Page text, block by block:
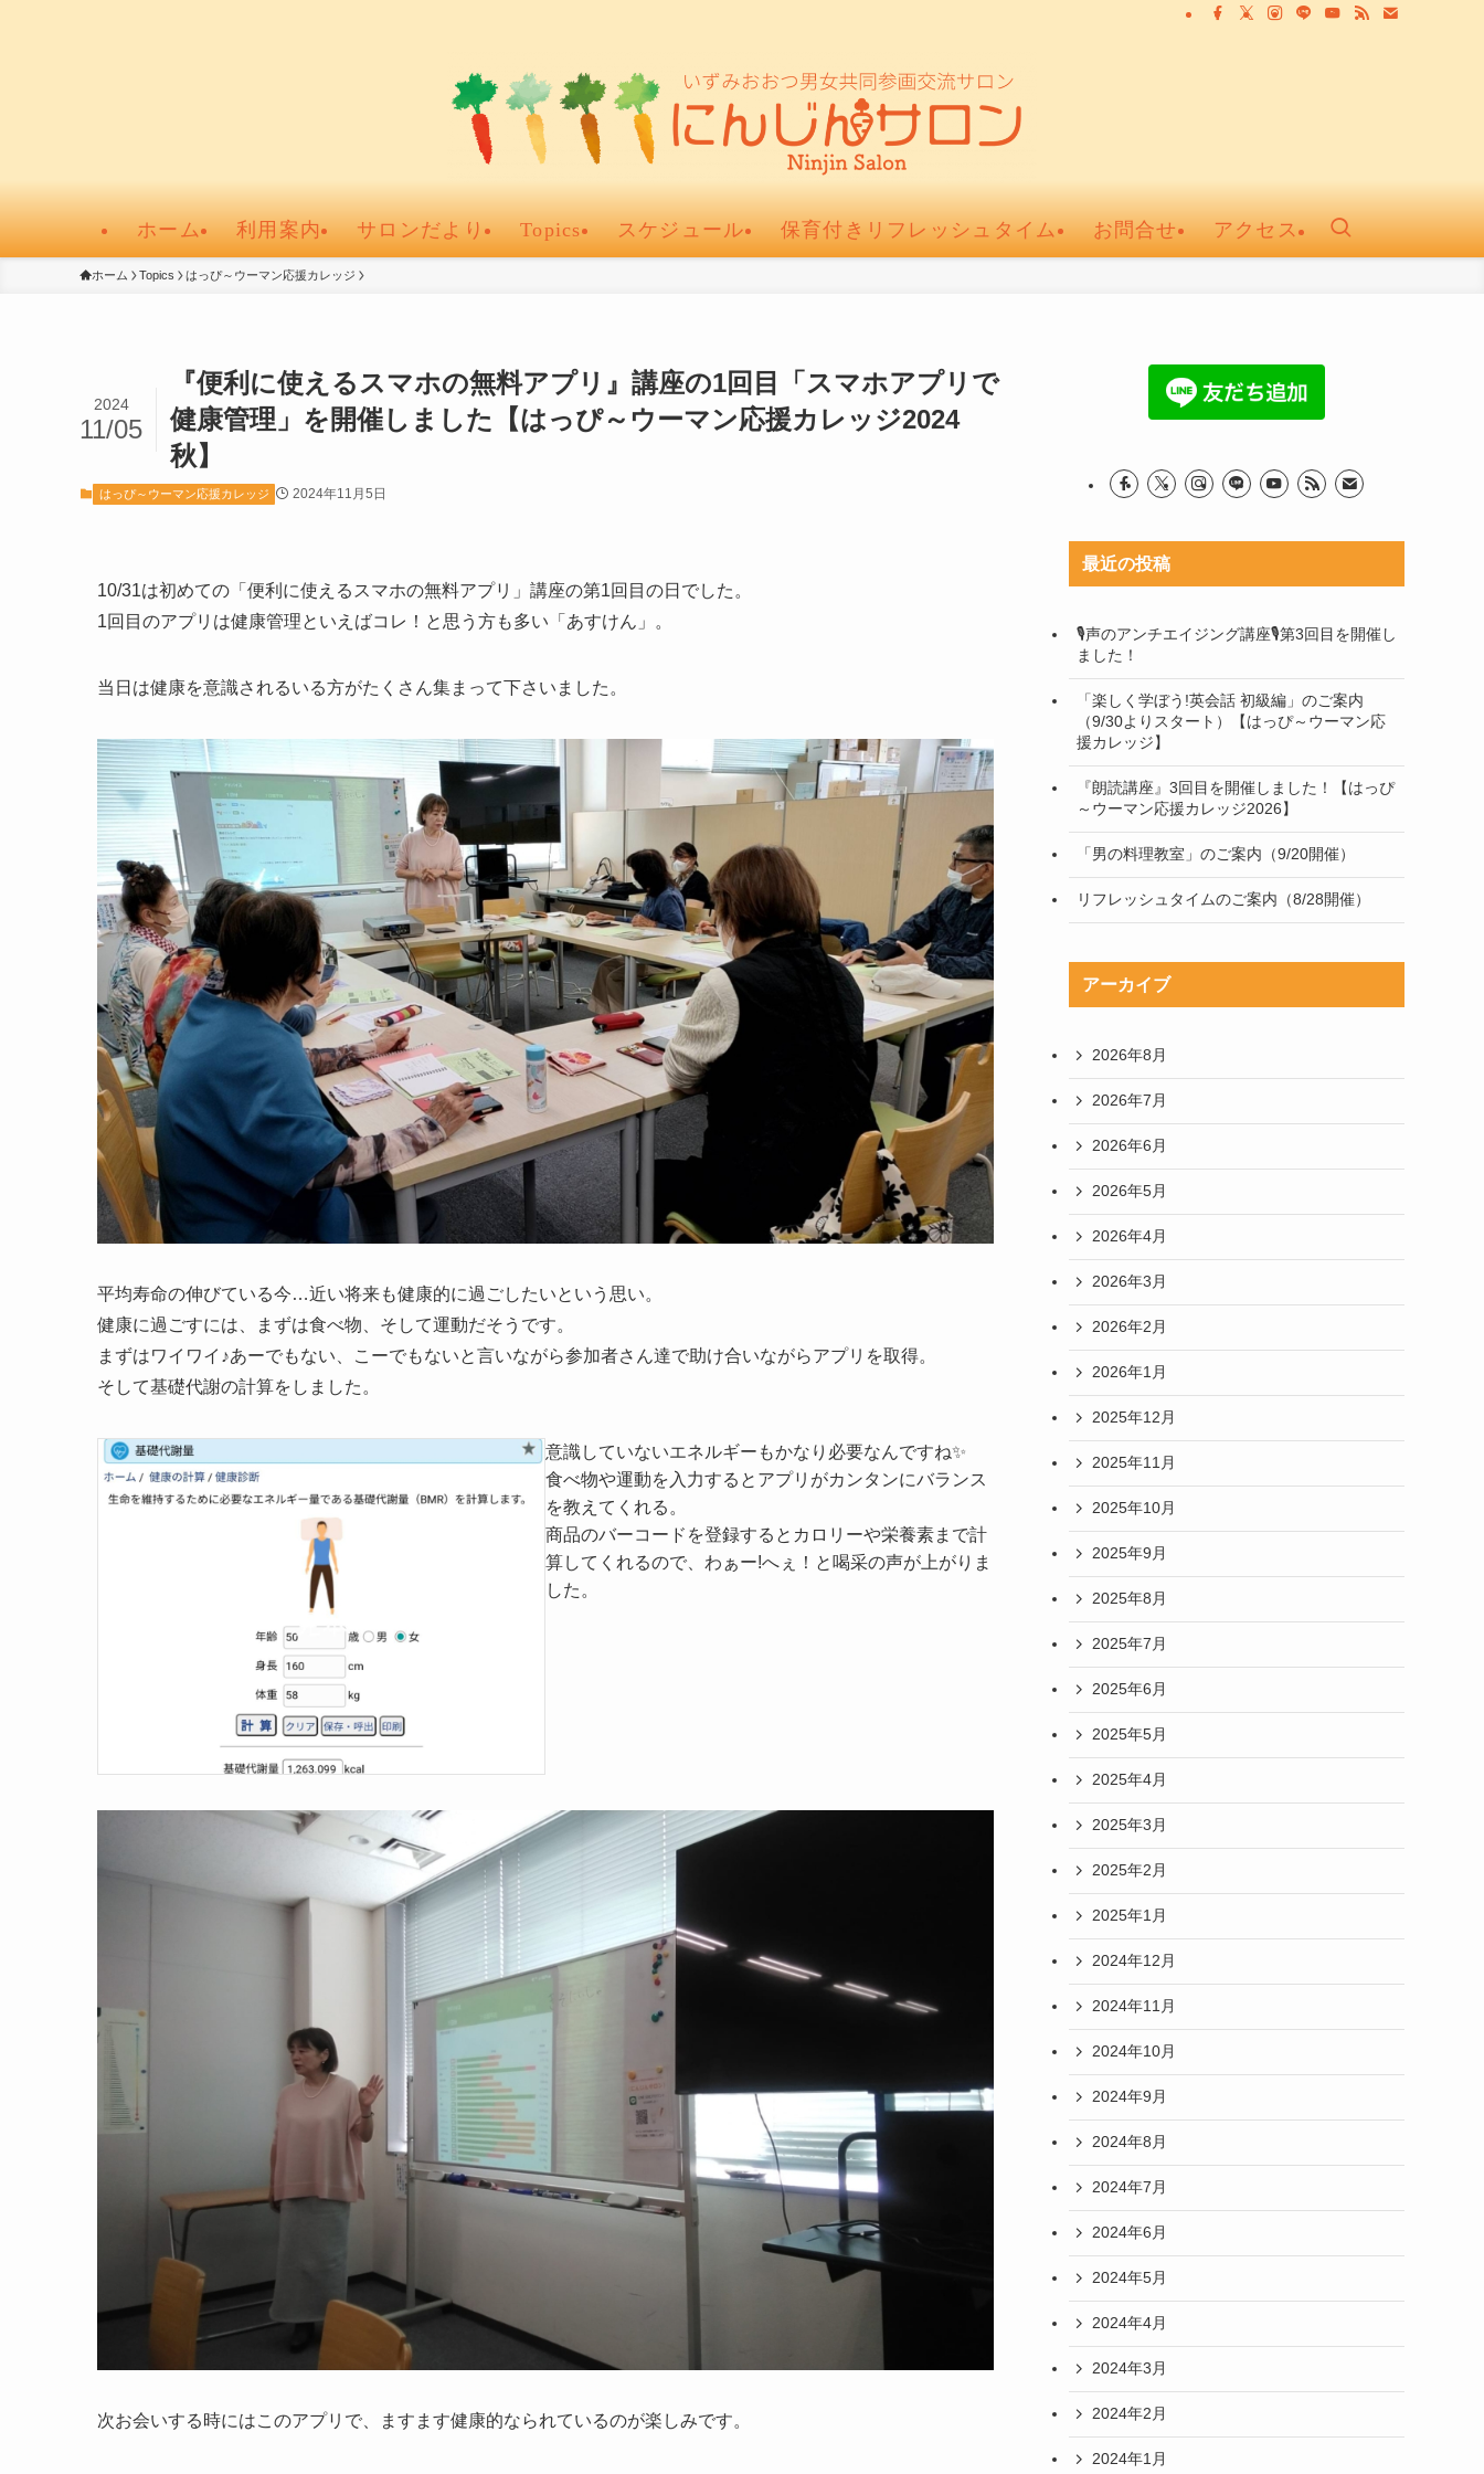
ホーム 利用案内 サロンだより Topics スケジュール 保育付きリフレッシュタイム お問合せ アクセス
ホーム Topics はっぴ～ウーマン応援カレッジ
『便利に使えるスマホの無料アプリ』講座の1回目「スマホアプリで
健康管理」を開催しました【はっぴ～ウーマン応援カレッジ2024
秋】
2024
11/05
はっぴ～ウーマン応援カレッジ 2024年11月5日
10/31は初めての「便利に使えるスマホの無料アプリ」講座の第1回目の日でした。
1回目のアプリは健康管理といえばコレ！と思う方も多い「あすけん」。
当日は健康を意識されるいる方がたくさん集まって下さいました。
平均寿命の伸びている今…近い将来も健康的に過ごしたいという思い。
健康に過ごすには、まずは食べ物、そして運動だそうです。
まずはワイワイ♪あーでもない、こーでもないと言いながら参加者さん達で助け合いながらアプリを取得。
そして基礎代謝の計算をしました。
意識していないエネルギーもかなり必要なんですね✨
食べ物や運動を入力するとアプリがカンタンにバランス
を教えてくれる。
商品のバーコードを登録するとカロリーや栄養素まで計
算してくれるので、わぁー!へぇ！と喝采の声が上がりま
した。
次お会いする時にはこのアプリで、ますます健康的なられているのが楽しみです。
最近の投稿
🎙声のアンチエイジング講座🎙第3回目を開催し
ました！
「楽しく学ぼう!英会話 初級編」のご案内
（9/30よりスタート）【はっぴ～ウーマン応
援カレッジ】
『朗読講座』3回目を開催しました！【はっぴ
～ウーマン応援カレッジ2026】
「男の料理教室」のご案内（9/20開催）
リフレッシュタイムのご案内（8/28開催）
アーカイブ
2026年8月
2026年7月
2026年6月
2026年5月
2026年4月
2026年3月
2026年2月
2026年1月
2025年12月
2025年11月
2025年10月
2025年9月
2025年8月
2025年7月
2025年6月
2025年5月
2025年4月
2025年3月
2025年2月
2025年1月
2024年12月
2024年11月
2024年10月
2024年9月
2024年8月
2024年7月
2024年6月
2024年5月
2024年4月
2024年3月
2024年2月
2024年1月